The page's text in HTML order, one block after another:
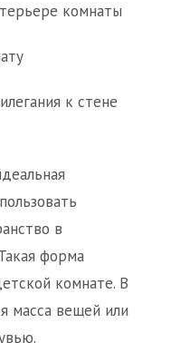
комнаты
к стене
в
форма
комнате. В
масса вещей или